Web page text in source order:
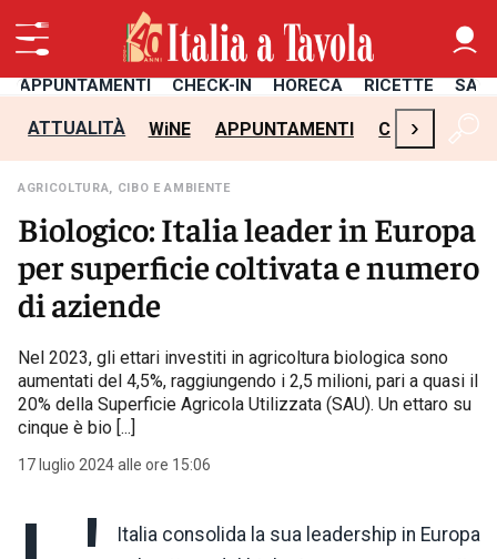
APPUNTAMENTI CHECK-IN HORECA RICETTE
ATTUALITÀ WiNE APPUNTAMENTI CHECK-IN
›
AGRICOLTURA, CIBO E AMBIENTE
Biologico: Italia leader in Europa
per superficie coltivata e numero
di aziende
Nel 2023, gli ettari investiti in agricoltura biologica sono
aumentati del 4,5%, raggiungendo i 2,5 milioni, pari a quasi il
20% della Superficie Agricola Utilizzata (SAU). Un ettaro su
cinque è bio [...]
17 luglio 2024 alle ore 15:06
Italia consolida la sua leadership in Europa